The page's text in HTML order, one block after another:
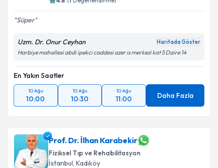
Süper
Uzm. Dr. Onur Ceyhan Haritada Göster
Harbiye mahallesi abdi ipekci caddesi azer is merkezi kat 5 Daire 14
En Yakın Saatler
10 Ağu
10:00
10 Ağu
10:30
10 Ağu
11:00 Daha Fazla
Prof. Dr. İlhan Karabekir
Fiziksel Tıp ve Rehabilitasyon
İstanbul, Kadıköy